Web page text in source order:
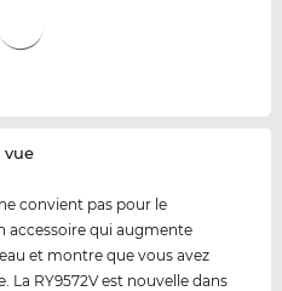
vue
convient pas pour le
accessoire qui augmente
et montre que vous avez
La RY9572V est nouvelle dans